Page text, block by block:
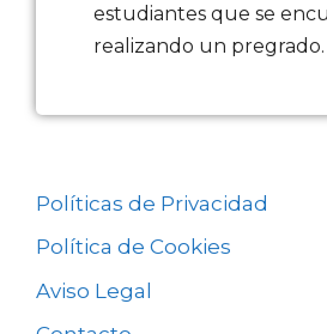
estudiantes que se
realizando un pregrado.
Políticas de Privacidad
Política de Cookies
Aviso Legal